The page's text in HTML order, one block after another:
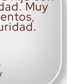
Muy